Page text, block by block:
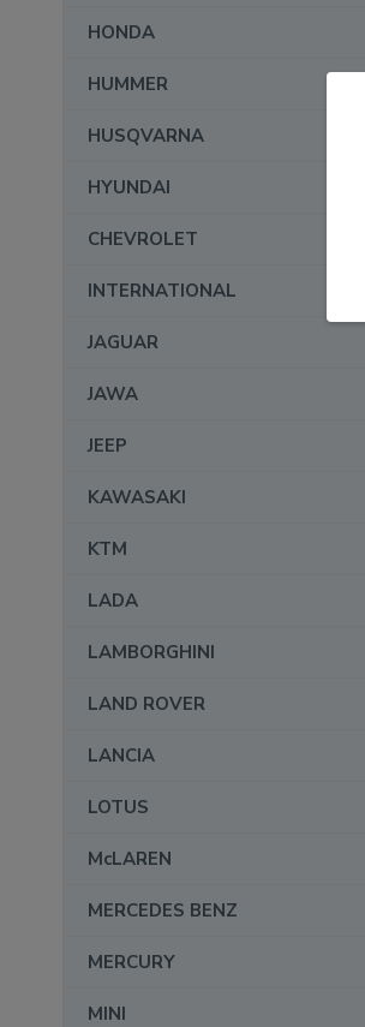
HONDA
HUMMER
HUSQVARNA
HYUNDAI
CHEVROLET
INTERNATIONAL
JAGUAR
JAWA
JEEP
KAWASAKI
KTM
LADA
LAMBORGHINI
LAND ROVER
LANCIA
LOTUS
McLAREN
MERCEDES BENZ
MERCURY
MINI